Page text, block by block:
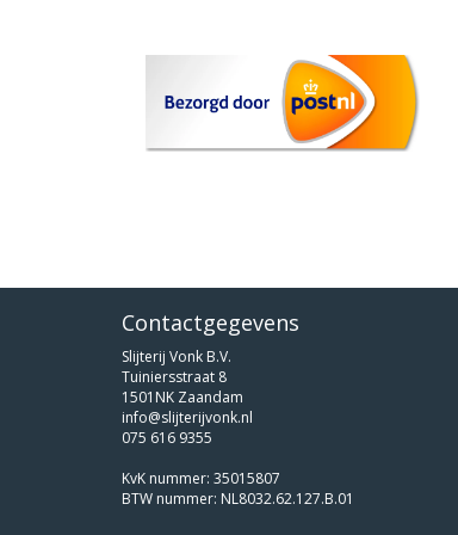
Contactgegevens
Slijterij Vonk B.V.
Tuiniersstraat 8
1501NK Zaandam
info@slijterijvonk.nl
075 616 9355
KvK nummer: 35015807
BTW nummer: NL8032.62.127.B.01